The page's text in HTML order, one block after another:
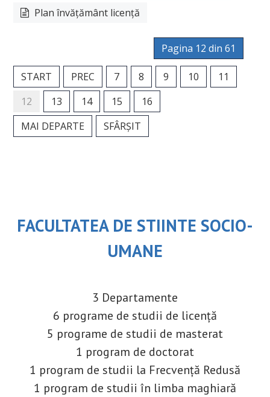
Plan învățământ licență
Pagina 12 din 61
START PREC 7 8 9 10
11
12
13 14 15
16
MAI DEPARTE
SFÂRȘIT
FACULTATEA DE STIINTE SOCIO-
UMANE
3 Departamente
6 programe de studii de licență
5 programe de studii de masterat
1 program de doctorat
1 program de studii la Frecvență Redusă
1 program de studii în limba maghiară